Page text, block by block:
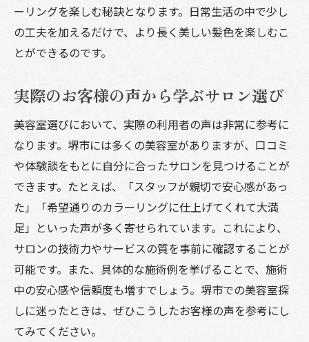
ーリングを楽しむ秘訣となります。日常生活の中で少し
の工夫を加えるだけで、より長く美しい髪色を楽しむこ
とができるのです。
実際のお客様の声から学ぶサロン選び
美容室選びにおいて、実際の利用者の声は非常に参考に
なります。堺市には多くの美容室がありますが、口コミ
や体験談をもとに自分に合ったサロンを見つけることが
できます。たとえば、「スタッフが親切で安心感があっ
た」「希望通りのカラーリングに仕上げてくれて大満
足」といった声が多く寄せられています。これにより、
サロンの技術力やサービスの質を事前に確認することが
可能です。また、具体的な施術例を挙げることで、施術
中の安心感や信頼度も増すでしょう。堺市での美容室探
しに迷ったときは、ぜひこうしたお客様の声を参考にし
てみてください。